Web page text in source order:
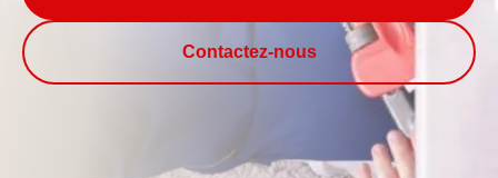
Contactez-nous